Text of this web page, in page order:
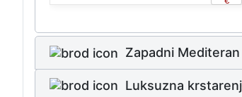
Zapadni Mediteran
Luksuzna